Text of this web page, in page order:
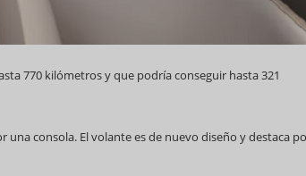
770 kilómetros y que podría conseguir hasta 321
consola. El volante es de nuevo diseño y destaca